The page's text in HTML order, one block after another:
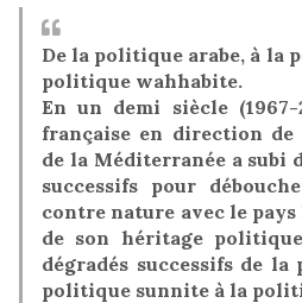
De la politique arabe, à la
politique wahhabite.
En un demi siècle
française en direction
de la Méditerranée a subi
successifs pour
contre nature avec le
de son héritage
dégradés successifs de
politique sunnite à la